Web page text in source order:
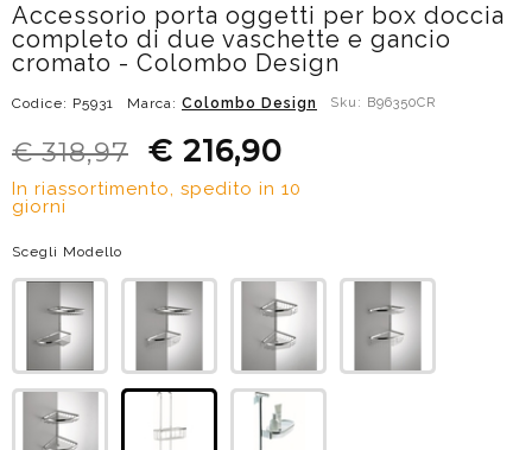
Accessorio porta oggetti per box doccia
completo di due vaschette e gancio
cromato - Colombo Design
Codice: P5931 Marca: Colombo Design Sku: B96350CR
€ 318,97 € 216,90
In riassortimento, spedito in 10
giorni
Scegli Modello